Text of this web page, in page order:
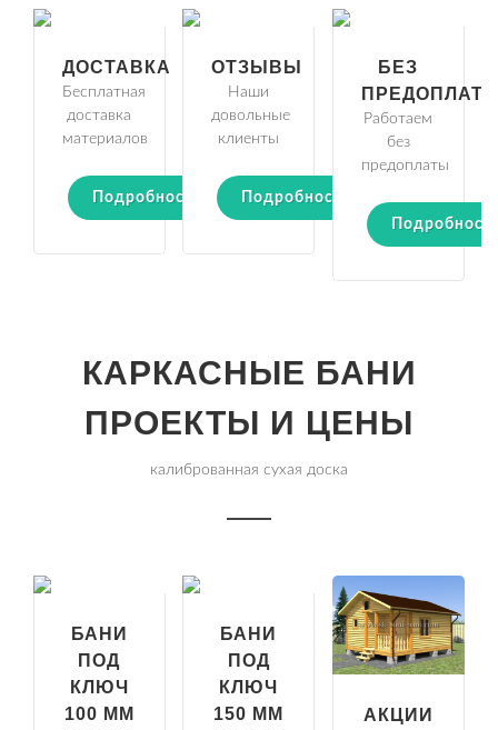
ДОСТАВКА
Бесплатная
доставка
материалов
Подробности
ОТЗЫВЫ
Наши
довольные
клиенты
Подробности
БЕЗ
Работаем
без
предоплаты
КАРКАСНЫЕ БАНИ
ПРОЕКТЫ И ЦЕНЫ
калиброванная сухая доска
БАНИ
ПОД
КЛЮЧ
100 ММ
БАНИ
ПОД
КЛЮЧ
150 ММ
АКЦИИ